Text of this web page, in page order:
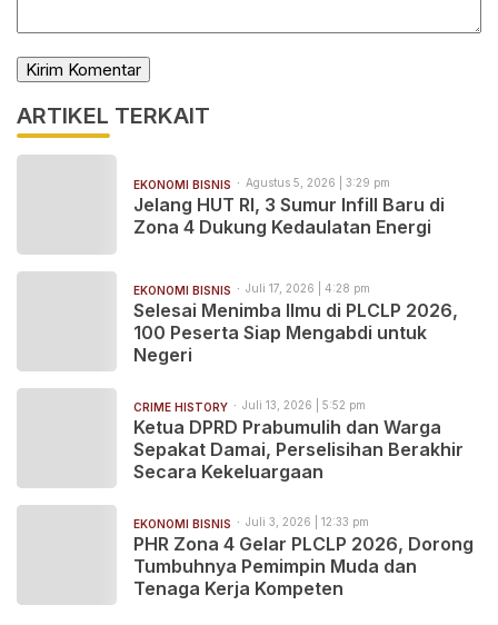
ARTIKEL TERKAIT
EKONOMI BISNIS Agustus 5, 2026 | 3:29 pm
Jelang HUT RI, 3 Sumur Infill Baru di
Zona 4 Dukung Kedaulatan Energi
EKONOMI BISNIS Juli 17, 2026 | 4:28 pm
Selesai Menimba Ilmu di PLCLP 2026,
100 Peserta Siap Mengabdi untuk
Negeri
CRIME HISTORY Juli 13, 2026 | 5:52 pm
Ketua DPRD Prabumulih dan Warga
Sepakat Damai, Perselisihan Berakhir
Secara Kekeluargaan
EKONOMI BISNIS Juli 3, 2026 | 12:33 pm
PHR Zona 4 Gelar PLCLP 2026, Dorong
Tumbuhnya Pemimpin Muda dan
Tenaga Kerja Kompeten